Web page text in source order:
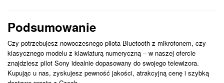
Podsumowanie
Czy potrzebujesz nowoczesnego pilota Bluetooth z mikrofonem, czy
klasycznego modelu z klawiaturą numeryczną – w naszej ofercie
znajdziesz pilot Sony idealnie dopasowany do swojego telewizora.
Kupując u nas, zyskujesz pewność jakości, atrakcyjną cenę i szybką